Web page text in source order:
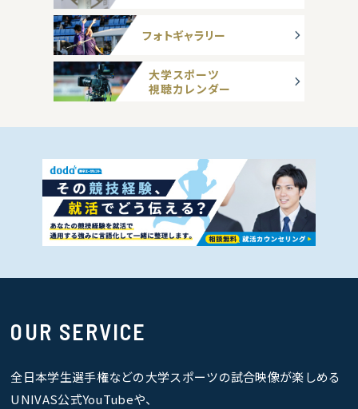
フォトギャラリー
大学スポーツ
視聴カレンダー
OUR SERVICE
全日本学生選手権などの大学スポーツの試合映像が楽しめる
UNIVAS公式YouTubeや、